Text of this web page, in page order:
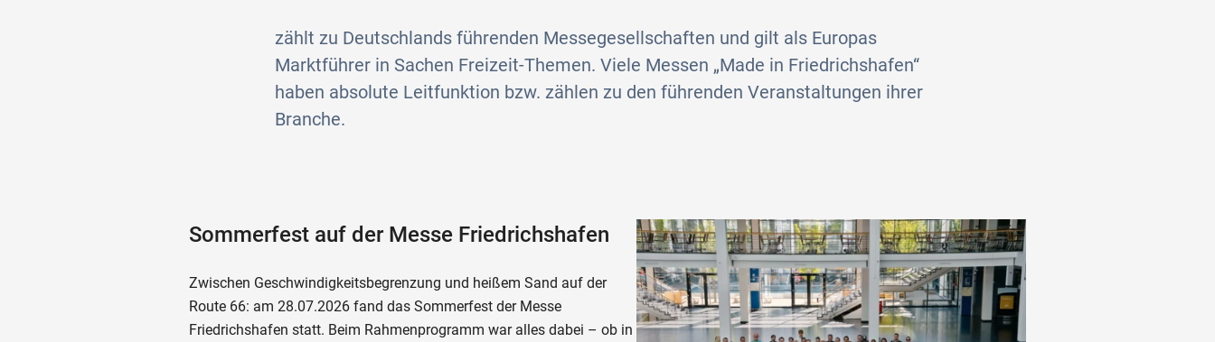
zählt zu Deutschlands führenden Messegesellschaften und gilt als Europas
Marktführer in Sachen Freizeit-Themen. Viele Messen „Made in Friedrichshafen“
haben absolute Leitfunktion bzw. zählen zu den führenden Veranstaltungen ihrer
Branche.
Sommerfest auf der Messe Friedrichshafen
Zwischen Geschwindigkeitsbegrenzung und heißem Sand auf der
Route 66: am 28.07.2026 fand das Sommerfest der Messe
Friedrichshafen statt. Beim Rahmenprogramm war alles dabei – ob in